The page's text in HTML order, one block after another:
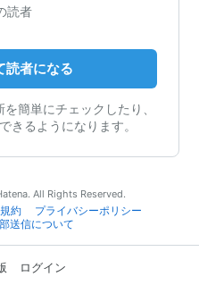
読者
読者になる
簡単にチェックしたり、
きるようになります。
All Rights Reserved.
約
プライバシーポリシー
送信について
ログイン